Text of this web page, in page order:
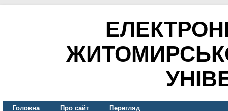
Головна Про сайт Перегляд